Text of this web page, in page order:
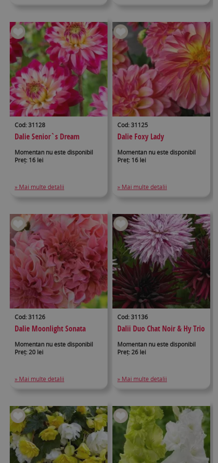
Cod: 31128
Dalie Senior`s Dream
Momentan nu este disponibil
Preț: 16 lei
» Mai multe detalii
Cod: 31125
Dalie Foxy Lady
Momentan nu este disponibil
Preț: 16 lei
» Mai multe detalii
Cod: 31126
Dalie Moonlight Sonata
Momentan nu este disponibil
Preț: 20 lei
» Mai multe detalii
Cod: 31136
Dalii Duo Chat Noir & Hy Trio
Momentan nu este disponibil
Preț: 26 lei
» Mai multe detalii